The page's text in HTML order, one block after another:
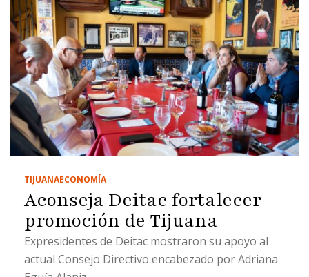
TIJUANAECONOMÍA
Aconseja Deitac fortalecer
promoción de Tijuana
Expresidentes de Deitac mostraron su apoyo al
actual Consejo Directivo encabezado por Adriana